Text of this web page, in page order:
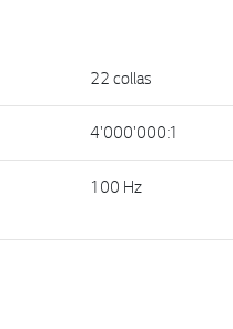
22 collas
4'000'000:1
100 Hz